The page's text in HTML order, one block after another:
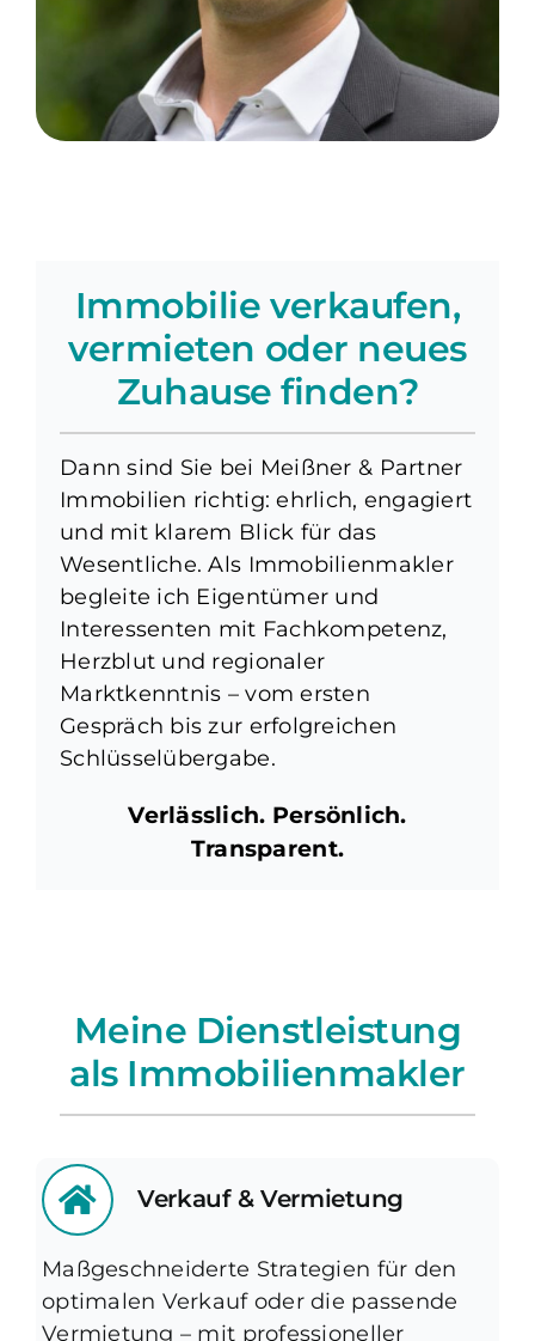
Immobilie verkaufen,
vermieten oder neues
Zuhause finden?
Dann sind Sie bei Meißner & Partner
Immobilien richtig: ehrlich, engagiert
und mit klarem Blick für das
Wesentliche. Als Immobilienmakler
begleite ich Eigentümer und
Interessenten mit Fachkompetenz,
Herzblut und regionaler
Marktkenntnis – vom ersten
Gespräch bis zur erfolgreichen
Schlüsselübergabe.
Verlässlich. Persönlich.
Transparent.
Meine Dienstleistung
als Immobilienmakler
Verkauf & Vermietung
Maßgeschneiderte Strategien für den
optimalen Verkauf oder die passende
Vermietung – mit professioneller